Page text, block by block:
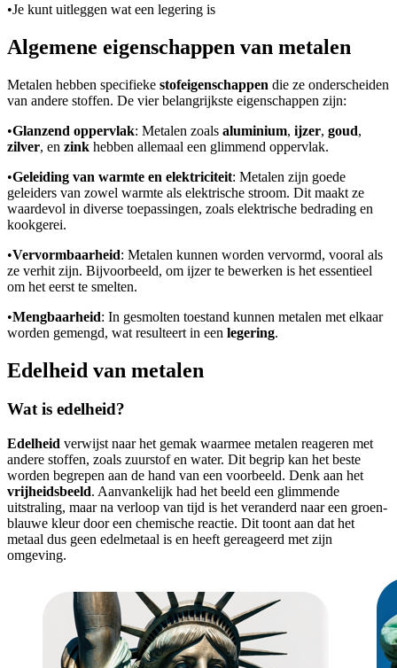
•Je kunt uitleggen wat een legering is
Algemene eigenschappen van metalen
Metalen hebben specifieke stofeigenschappen die ze onderscheiden
van andere stoffen. De vier belangrijkste eigenschappen zijn:
•Glanzend oppervlak: Metalen zoals aluminium, ijzer, goud,
zilver, en zink hebben allemaal een glimmend oppervlak.
•Geleiding van warmte en elektriciteit: Metalen zijn goede
geleiders van zowel warmte als elektrische stroom. Dit maakt ze
waardevol in diverse toepassingen, zoals elektrische bedrading en
kookgerei.
•Vervormbaarheid: Metalen kunnen worden vervormd, vooral als
ze verhit zijn. Bijvoorbeeld, om ijzer te bewerken is het essentieel
om het eerst te smelten.
•Mengbaarheid: In gesmolten toestand kunnen metalen met elkaar
worden gemengd, wat resulteert in een legering.
Edelheid van metalen
Wat is edelheid?
Edelheid verwijst naar het gemak waarmee metalen reageren met
andere stoffen, zoals zuurstof en water. Dit begrip kan het beste
worden begrepen aan de hand van een voorbeeld. Denk aan het
vrijheidsbeeld. Aanvankelijk had het beeld een glimmende
uitstraling, maar na verloop van tijd is het veranderd naar een groen-
blauwe kleur door een chemische reactie. Dit toont aan dat het
metaal dus geen edelmetaal is en heeft gereageerd met zijn
omgeving.